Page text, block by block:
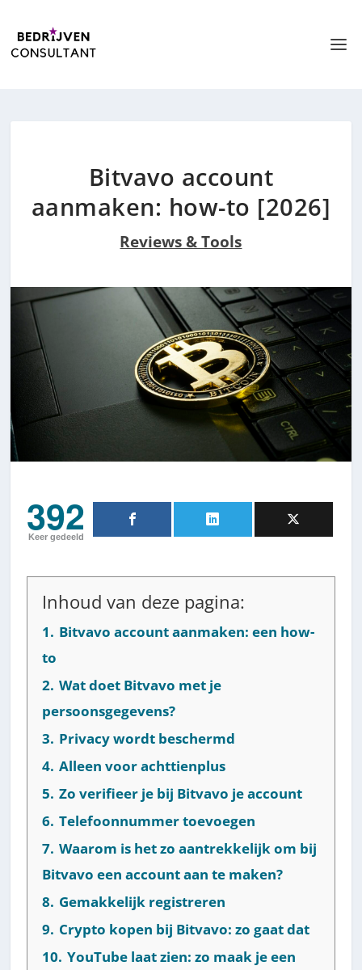
Bitvavo account
aanmaken: how-to [2026]
Reviews & Tools
392
Keer gedeeld
Inhoud van deze pagina:
1. Bitvavo account aanmaken: een how-
to
2. Wat doet Bitvavo met je
persoonsgegevens?
3. Privacy wordt beschermd
4. Alleen voor achttienplus
5. Zo verifieer je bij Bitvavo je account
6. Telefoonnummer toevoegen
7. Waarom is het zo aantrekkelijk om bij
Bitvavo een account aan te maken?
8. Gemakkelijk registreren
9. Crypto kopen bij Bitvavo: zo gaat dat
10. YouTube laat zien: zo maak je een